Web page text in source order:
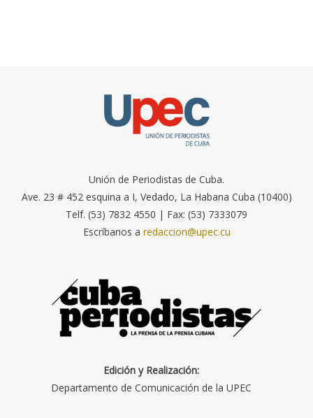
Unión de Periodistas de Cuba.
Ave. 23 # 452 esquina a I, Vedado, La Habana Cuba (10400)
Telf. (53) 7832 4550 | Fax: (53) 7333079
Escríbanos a redaccion@upec.cu
Edición y Realización:
Departamento de Comunicación de la UPEC